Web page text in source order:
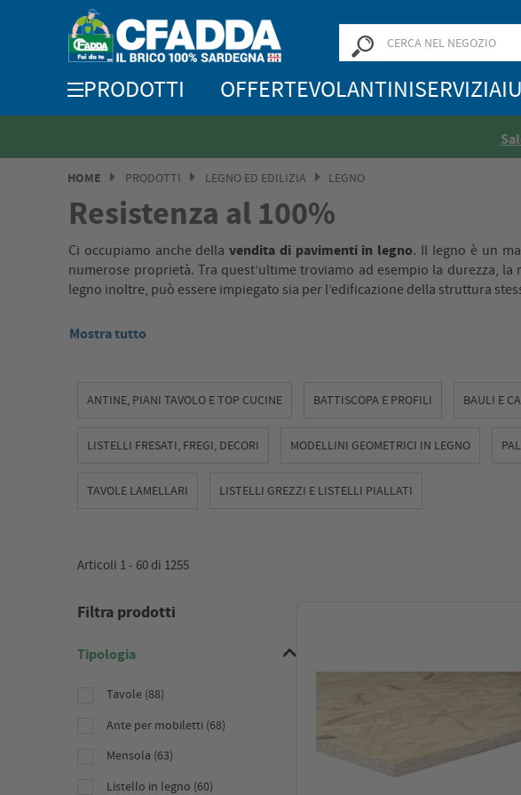
PRODOTTI OFFERTEVOLANTINISERVIZI
>>
HOME PRODOTTI LEGNO ED EDILIZIA LEGNO
Resistenza al 100%
Ci occupiamo anche dellavendita di pavimenti in legno. Il legno è un
numerose proprietà. Tra quest’ultime troviamo ad esempio la durezza,
legno inoltre, può essere impiegato sia per l’edificazione della struttura
Mostra tutto
ANTINE, PIANI TAVOLO E TOP CUCINE BATTISCOPA E PROFILI BAULI E
LISTELLI FRESATI, FREGI, DECORI MODELLINI GEOMETRICI IN LEGNO
TAVOLE LAMELLARI LISTELLI GREZZI E LISTELLI PIALLATI
Articoli 1 - 60 di 1255
Filtra prodotti
Tipologia
Tavole (88)
Ante per mobiletti (68)
Mensola (63)
Listello in legno (60)